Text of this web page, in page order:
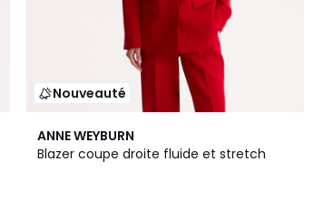
Nouveauté
ANNE WEYBURN
Blazer coupe droite fluide et stretch